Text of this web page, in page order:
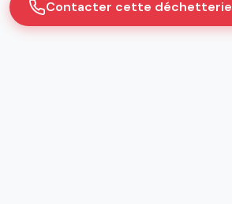
Contacter cette déchetterie